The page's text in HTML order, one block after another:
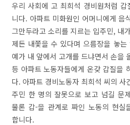
우리 사회에 고 최희석 경비원처럼 갑
니다. 아파트 미화원인 어머니에게 음
그만두라고 소리를 지르는 입주민, 내
제든 내쫓을 수 있다며 으름장을 놓
예가 내 앞에서 고개를 드냐면서 손을
등 아파트 노동자들에게 온갖 갑질을
다. 아파트 경비노동자 최희석 씨의 사
주민 한 명의 잘못으로 보고 넘길 문
물론 갑-을 관계로 짜인 노동의 현실
합니다.